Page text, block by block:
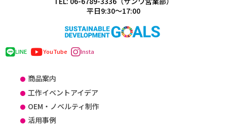
平日9:30～17:00
LINE YouTube Insta
商品案内
工作イベントアイデア
OEM・ノベルティ制作
活用事例